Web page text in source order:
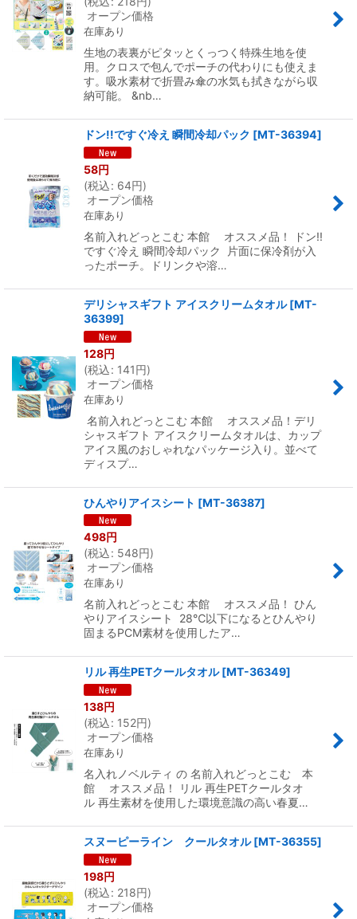
オープン価格
在庫あり
生地の表裏がピタッとくっつく特殊生地を使
用。クロスで包んでポーチの代わりにも使えま
す。吸水素材で折畳み傘の水気も拭きながら収
納可能。 &nb…
ドン!!ですぐ冷え 瞬間冷却パック [MT-36394]
58円
(税込: 64円)
オープン価格
在庫あり
名前入れどっとこむ 本館 オススメ品！ ドン!!
ですぐ冷え 瞬間冷却パック 片面に保冷剤が入
ったポーチ。ドリンクや溶…
デリシャスギフト アイスクリームタオル [MT-
36399]
128円
(税込: 141円)
オープン価格
在庫あり
名前入れどっとこむ 本館 オススメ品！デリ
シャスギフト アイスクリームタオルは、カップ
アイス風のおしゃれなパッケージ入り。並べて
ディスプ…
ひんやりアイスシート [MT-36387]
498円
(税込: 548円)
オープン価格
在庫あり
名前入れどっとこむ 本館 オススメ品！ ひん
やりアイスシート 28℃以下になるとひんやり
固まるPCM素材を使用したア…
リル 再生PETクールタオル [MT-36349]
138円
(税込: 152円)
オープン価格
在庫あり
名入れノベルティ の 名前入れどっとこむ 本
館 オススメ品！ リル 再生PETクールタオ
ル 再生素材を使用した環境意識の高い春夏…
スヌーピーライン クールタオル [MT-36355]
198円
(税込: 218円)
オープン価格